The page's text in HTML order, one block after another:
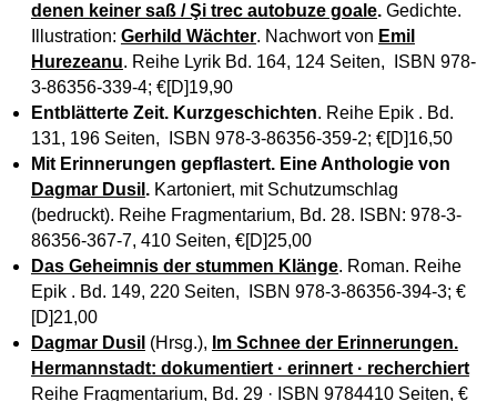
denen keiner saß / Şi trec autobuze goale.Gedichte.
Illustration: Gerhild Wächter. Nachwort von Emil
Hurezeanu. Reihe Lyrik Bd. 164, 124 Seiten, ISBN 978-
3-86356-339-4; €[D]19,90
Entblätterte Zeit. Kurzgeschichten. Reihe Epik . Bd.
131, 196 Seiten, ISBN 978-3-86356-359-2; €[D]16,50
Mit Erinnerungen gepflastert. Eine Anthologie von
Dagmar Dusil .Kartoniert, mit Schutzumschlag
(bedruckt). Reihe Fragmentarium, Bd. 28. ISBN: 978-3-
86356-367-7, 410 Seiten, €[D]25,00
Das Geheimnis der stummen Klänge. Roman. Reihe
Epik . Bd. 149, 220 Seiten, ISBN 978-3-86356-394-3; €
[D]21,00
Dagmar Dusil (Hrsg.), Im Schnee der Erinnerungen.
Hermannstadt: dokumentiert · erinnert · recherchiert
Reihe Fragmentarium, Bd. 29 · ISBN 9784410 Seiten, €